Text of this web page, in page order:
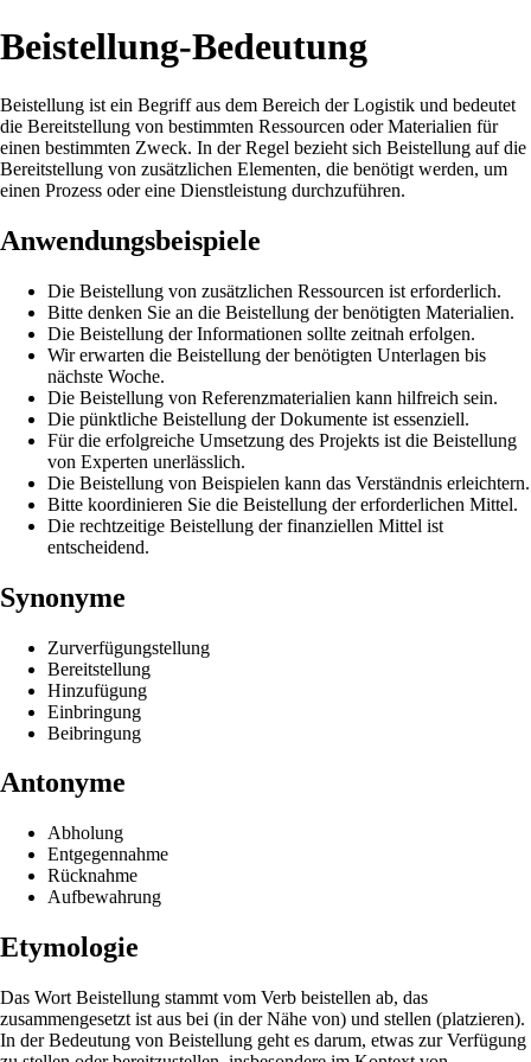
Beistellung-Bedeutung
Beistellung ist ein Begriff aus dem Bereich der Logistik und bedeutet
die Bereitstellung von bestimmten Ressourcen oder Materialien für
einen bestimmten Zweck. In der Regel bezieht sich Beistellung auf die
Bereitstellung von zusätzlichen Elementen, die benötigt werden, um
einen Prozess oder eine Dienstleistung durchzuführen.
Anwendungsbeispiele
Die Beistellung von zusätzlichen Ressourcen ist erforderlich.
Bitte denken Sie an die Beistellung der benötigten Materialien.
Die Beistellung der Informationen sollte zeitnah erfolgen.
Wir erwarten die Beistellung der benötigten Unterlagen bis
nächste Woche.
Die Beistellung von Referenzmaterialien kann hilfreich sein.
Die pünktliche Beistellung der Dokumente ist essenziell.
Für die erfolgreiche Umsetzung des Projekts ist die Beistellung
von Experten unerlässlich.
Die Beistellung von Beispielen kann das Verständnis erleichtern.
Bitte koordinieren Sie die Beistellung der erforderlichen Mittel.
Die rechtzeitige Beistellung der finanziellen Mittel ist
entscheidend.
Synonyme
Zurverfügungstellung
Bereitstellung
Hinzufügung
Einbringung
Beibringung
Antonyme
Abholung
Entgegennahme
Rücknahme
Aufbewahrung
Etymologie
Das Wort Beistellung stammt vom Verb beistellen ab, das
zusammengesetzt ist aus bei (in der Nähe von) und stellen (platzieren).
In der Bedeutung von Beistellung geht es darum, etwas zur Verfügung